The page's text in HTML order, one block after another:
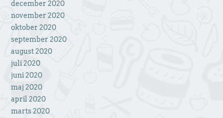
december 2020
november 2020
oktober 2020
september 2020
august 2020
juli 2020
juni 2020
maj 2020
april 2020
marts 2020